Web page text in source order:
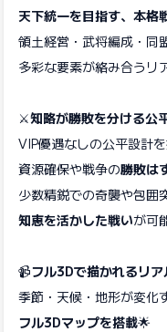
天下統一を目指す、本格
領土経営・武将編成・同
多彩な要素が絡み合うリ
⚔️知略が勝敗を分ける公
VIP優遇なしの公平設計を
資源確保や戦争の勝敗は
少数精鋭での奇襲や包囲
知恵を活かした戦いが可
📹フル3Dで描かれるリ
季節・天候・地形が変化
フル3Dマップを搭載🌟